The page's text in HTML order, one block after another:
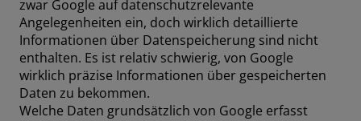
zwar Google auf datenschutzrelevante
Angelegenheiten ein, doch wirklich detaillierte
Informationen über Datenspeicherung sind nicht
enthalten. Es ist relativ schwierig, von Google
wirklich präzise Informationen über gespeicherten
Daten zu bekommen.
Welche Daten grundsätzlich von Google erfasst